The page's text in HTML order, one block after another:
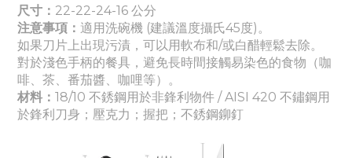
尺寸： 22-22-24-16 公分
注意事項： 適用洗碗機 (建議溫度攝氏45度)。
如果刀片上出現污漬，可以用軟布和/或白醋輕鬆去除。
對於淺色手柄的餐具，避免長時間接觸易染色的食物（咖
啡、茶、番茄醬、咖哩等）。
材料： 18/10 不銹鋼用於非鋒利物件 / AISI 420 不鏽鋼用
於鋒利刀身 ；壓克力 ；握把 ； 不銹鋼鉚釘